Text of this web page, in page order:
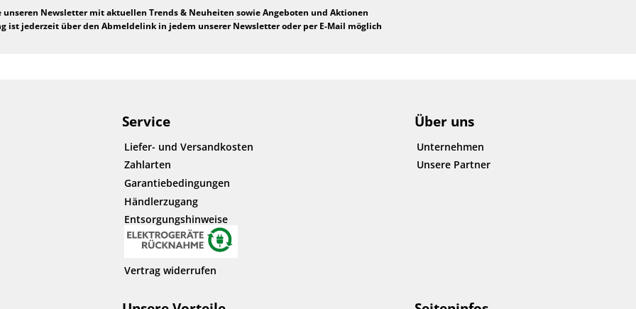
unseren Newsletter mit aktuellen Trends & Neuheiten sowie Angeboten und Aktionen
ist jederzeit über den Abmeldelink in jedem unserer Newsletter oder per E-Mail möglich
Service
Liefer- und Versandkosten
Zahlarten
Garantiebedingungen
Händlerzugang
Entsorgungshinweise
Vertrag widerrufen
Über uns
Unternehmen
Unsere Partner